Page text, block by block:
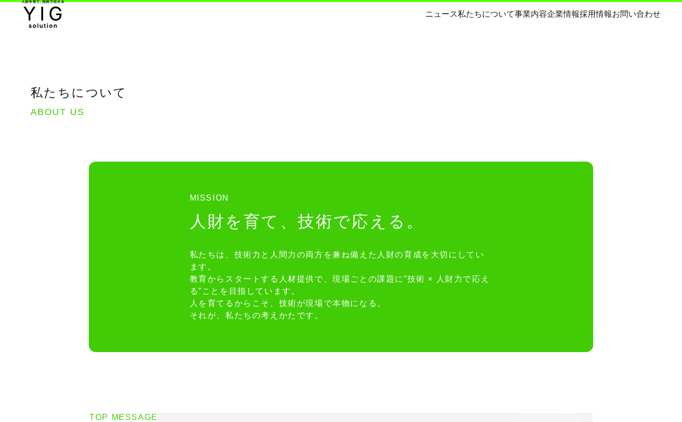
ニュース私たちについて事業内容企業情報採用情報お問い合わせ
私たちについて
ABOUT US
MISSION
人財を育て、 技術で応える。
私たちは、技術力と人間力の両方を兼ね備えた人財の育成を大切にしてい
ます。
教育からスタートする人材提供で、現場ごとの課題に”技術 × 人財力で応え
る”ことを目指しています。
人を育てるからこそ、技術が現場で本物になる。
それが、私たちの考えかたです。
TOP MESSAGE